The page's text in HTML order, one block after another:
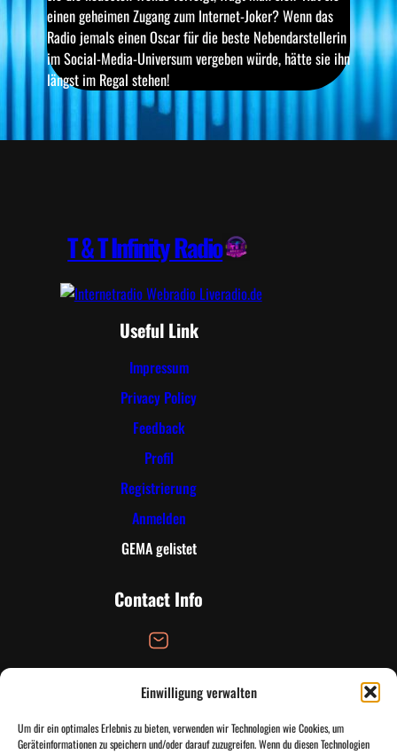
Einwilligung verwalten
Um dir ein optimales Erlebnis zu bieten, verwenden wir Technologien wie Cookies, um
Geräteinformationen zu speichern und/oder darauf zuzugreifen. Wenn du diesen Technologien
einen geheimen Zugang zum Internet-Joker? Wenn das
Radio jemals einen Oscar für die beste Nebendarstellerin
im Social-Media-Universum vergeben würde, hätte sie ihn
längst im Regal stehen!
T & T Infinity Radio
Useful Link
Impressum
Privacy Policy
Feedback
Profil
Registrierung
Anmelden
Contact Info
Email Address
info@tandtinfinityradio.de